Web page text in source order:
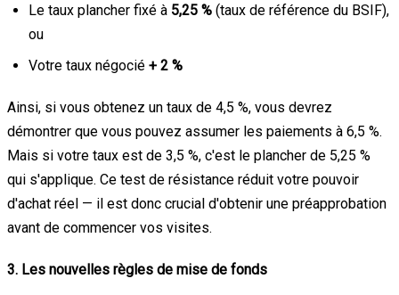
Le taux plancher fixé à 5,25 % (taux de référence du BSIF),
ou
Votre taux négocié + 2 %
Ainsi, si vous obtenez un taux de 4,5 %, vous devrez
démontrer que vous pouvez assumer les paiements à 6,5 %.
Mais si votre taux est de 3,5 %, c'est le plancher de 5,25 %
qui s'applique. Ce test de résistance réduit votre pouvoir
d'achat réel — il est donc crucial d'obtenir une préapprobation
avant de commencer vos visites.
3. Les nouvelles règles de mise de fonds